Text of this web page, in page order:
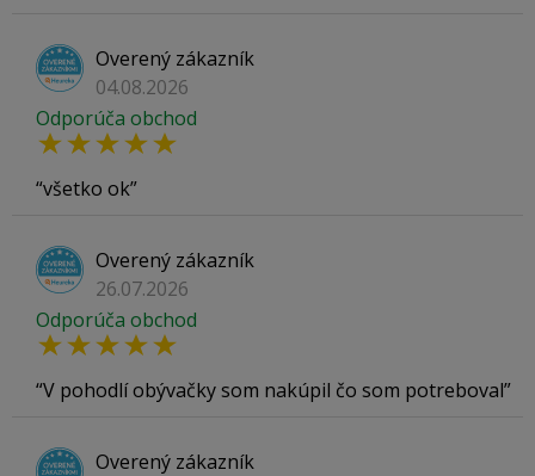
Overený zákazník
04.08.2026
Odporúča obchod
všetko ok
Overený zákazník
26.07.2026
Odporúča obchod
V pohodlí obývačky som nakúpil čo som potreboval
Overený zákazník